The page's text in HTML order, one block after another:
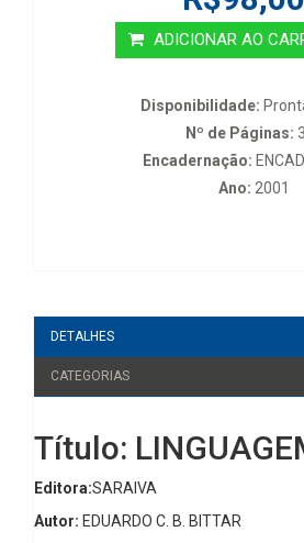
ADICIONAR AO
Disponibilidade:
Nº de Páginas:
Encadernação:
Ano: 2001
DETALHES
CATEGORIAS
Título:
Editora:SARAIVA
Autor: EDUARDO C. B. BITTAR